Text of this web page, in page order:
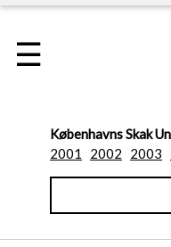
☰
Københavns Skak
2001
2002 2003